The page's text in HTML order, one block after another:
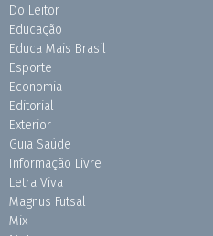
Do Leitor
Educação
Educa Mais Brasil
Esporte
Economia
Editorial
Exterior
Guia Saúde
Informação Livre
Letra Viva
Magnus Futsal
Mix